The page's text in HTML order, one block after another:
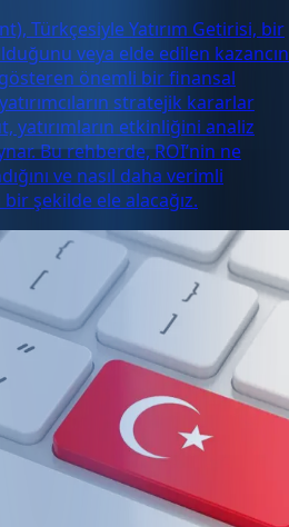
Türkçesiyle Yatırım Getirisi, bir
veya elde edilen kazancın
gösteren önemli bir finansal
stratejik kararlar
yatırımların etkinliğini analiz
Bu rehberde, ROI’nin ne
ve nasıl daha verimli
şekilde ele alacağız.